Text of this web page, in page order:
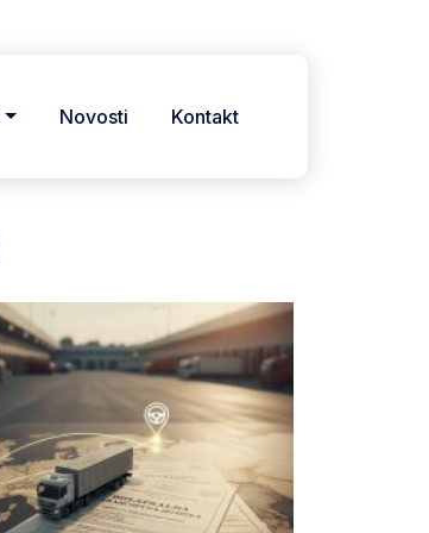
Novosti Kontakt